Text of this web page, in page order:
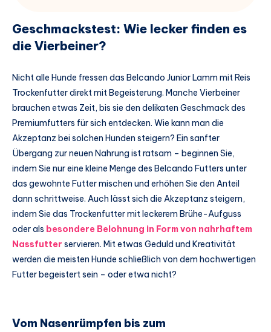
Geschmackstest: Wie lecker finden es
die Vierbeiner?
Nicht alle Hunde fressen das Belcando Junior Lamm mit Reis
Trockenfutter direkt mit Begeisterung. Manche Vierbeiner
brauchen etwas Zeit, bis sie den delikaten Geschmack des
Premiumfutters für sich entdecken. Wie kann man die
Akzeptanz bei solchen Hunden steigern? Ein sanfter
Übergang zur neuen Nahrung ist ratsam – beginnen Sie,
indem Sie nur eine kleine Menge des Belcando Futters unter
das gewohnte Futter mischen und erhöhen Sie den Anteil
dann schrittweise. Auch lässt sich die Akzeptanz steigern,
indem Sie das Trockenfutter mit leckerem Brühe-Aufguss
oder als besondere Belohnung in Form von nahrhaftem
Nassfutter servieren. Mit etwas Geduld und Kreativität
werden die meisten Hunde schließlich von dem hochwertigen
Futter begeistert sein – oder etwa nicht?
Vom Nasenrümpfen bis zum